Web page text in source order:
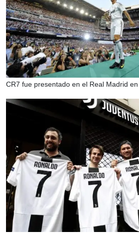
CR7 fue presentado en el Real Madrid en